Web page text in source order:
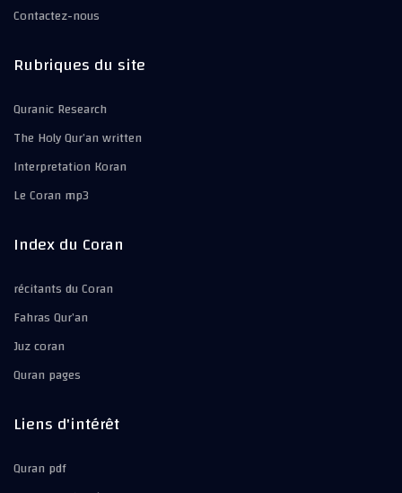
Contactez-nous
Rubriques du site
Quranic Research
The Holy Qur’an written
Interpretation Koran
Le Coran mp3
Index du Coran
récitants du Coran
Fahras Qur’an
Juz coran
Quran pages
Liens d'intérêt
Quran pdf